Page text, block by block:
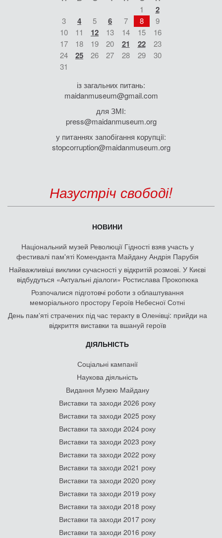
1 2
3 4 5 6 7 8
9
10
11 12 13 14 15
16
17
18 19 20 21 22
23
24
25 26 27 28 29
30
31
із загальних питань:
maidanmuseum@gmail.com
для ЗМІ:
press@maidanmuseum.org
у питаннях запобігання корупції:
stopcorruption@maidanmuseum.org
Назустріч свободі!
НОВИНИ
Національний музей Революції Гідності взяв участь у
фестивалі пам'яті Коменданта Майдану Андрія Парубія
Найважливіші виклики сучасності у відкритій розмові. У Києві
відбудуться «Актуальні діалоги» Ростислава Прокопюка
Розпочалися підготовчі роботи з облаштування
меморіального простору Героїв Небесної Сотні
День памʼяті страчених під час теракту в Оленівці: прийди на
відкриття виставки та вшануй героїв
ДІЯЛЬНІСТЬ
Соціальні кампанії
Наукова діяльність
Видання Музею Майдану
Виставки та заходи 2026 року
Виставки та заходи 2025 року
Виставки та заходи 2024 року
Виставки та заходи 2023 року
Виставки та заходи 2022 року
Виставки та заходи 2021 року
Виставки та заходи 2020 року
Виставки та заходи 2019 року
Виставки та заходи 2018 року
Виставки та заходи 2017 року
Виставки та заходи 2016 року